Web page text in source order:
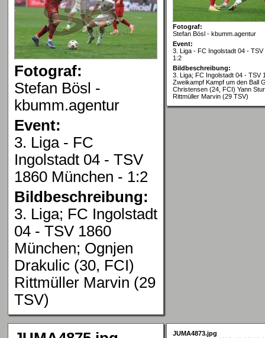
Fotograf:
Stefan Bösl -
kbumm.agentur
Event:
3. Liga - FC
Ingolstadt 04 - TSV
1860 München - 1:2
Bildbeschreibung:
3. Liga; FC Ingolstadt
04 - TSV 1860
München; Ognjen
Drakulic (30, FCI)
Rittmüller Marvin (29
TSV)
Fotograf:
Stefan Bösl - kbumm.agentur
Event:
3. Liga - FC Ingolstadt 04 -
1:2
Bildbeschreibung:
3. Liga; FC Ingolstadt 04 - TSV
Zweikampf Kampf um den Ball
Christensen (24, FCI) Yann
Rittmüller Marvin (29 TSV)
JUMA4873.jpg